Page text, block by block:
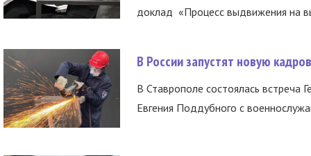
доклад «Процесс выдвижения на
В России запустят новую
В Ставрополе состоялась встреча
Евгения Поддубного с